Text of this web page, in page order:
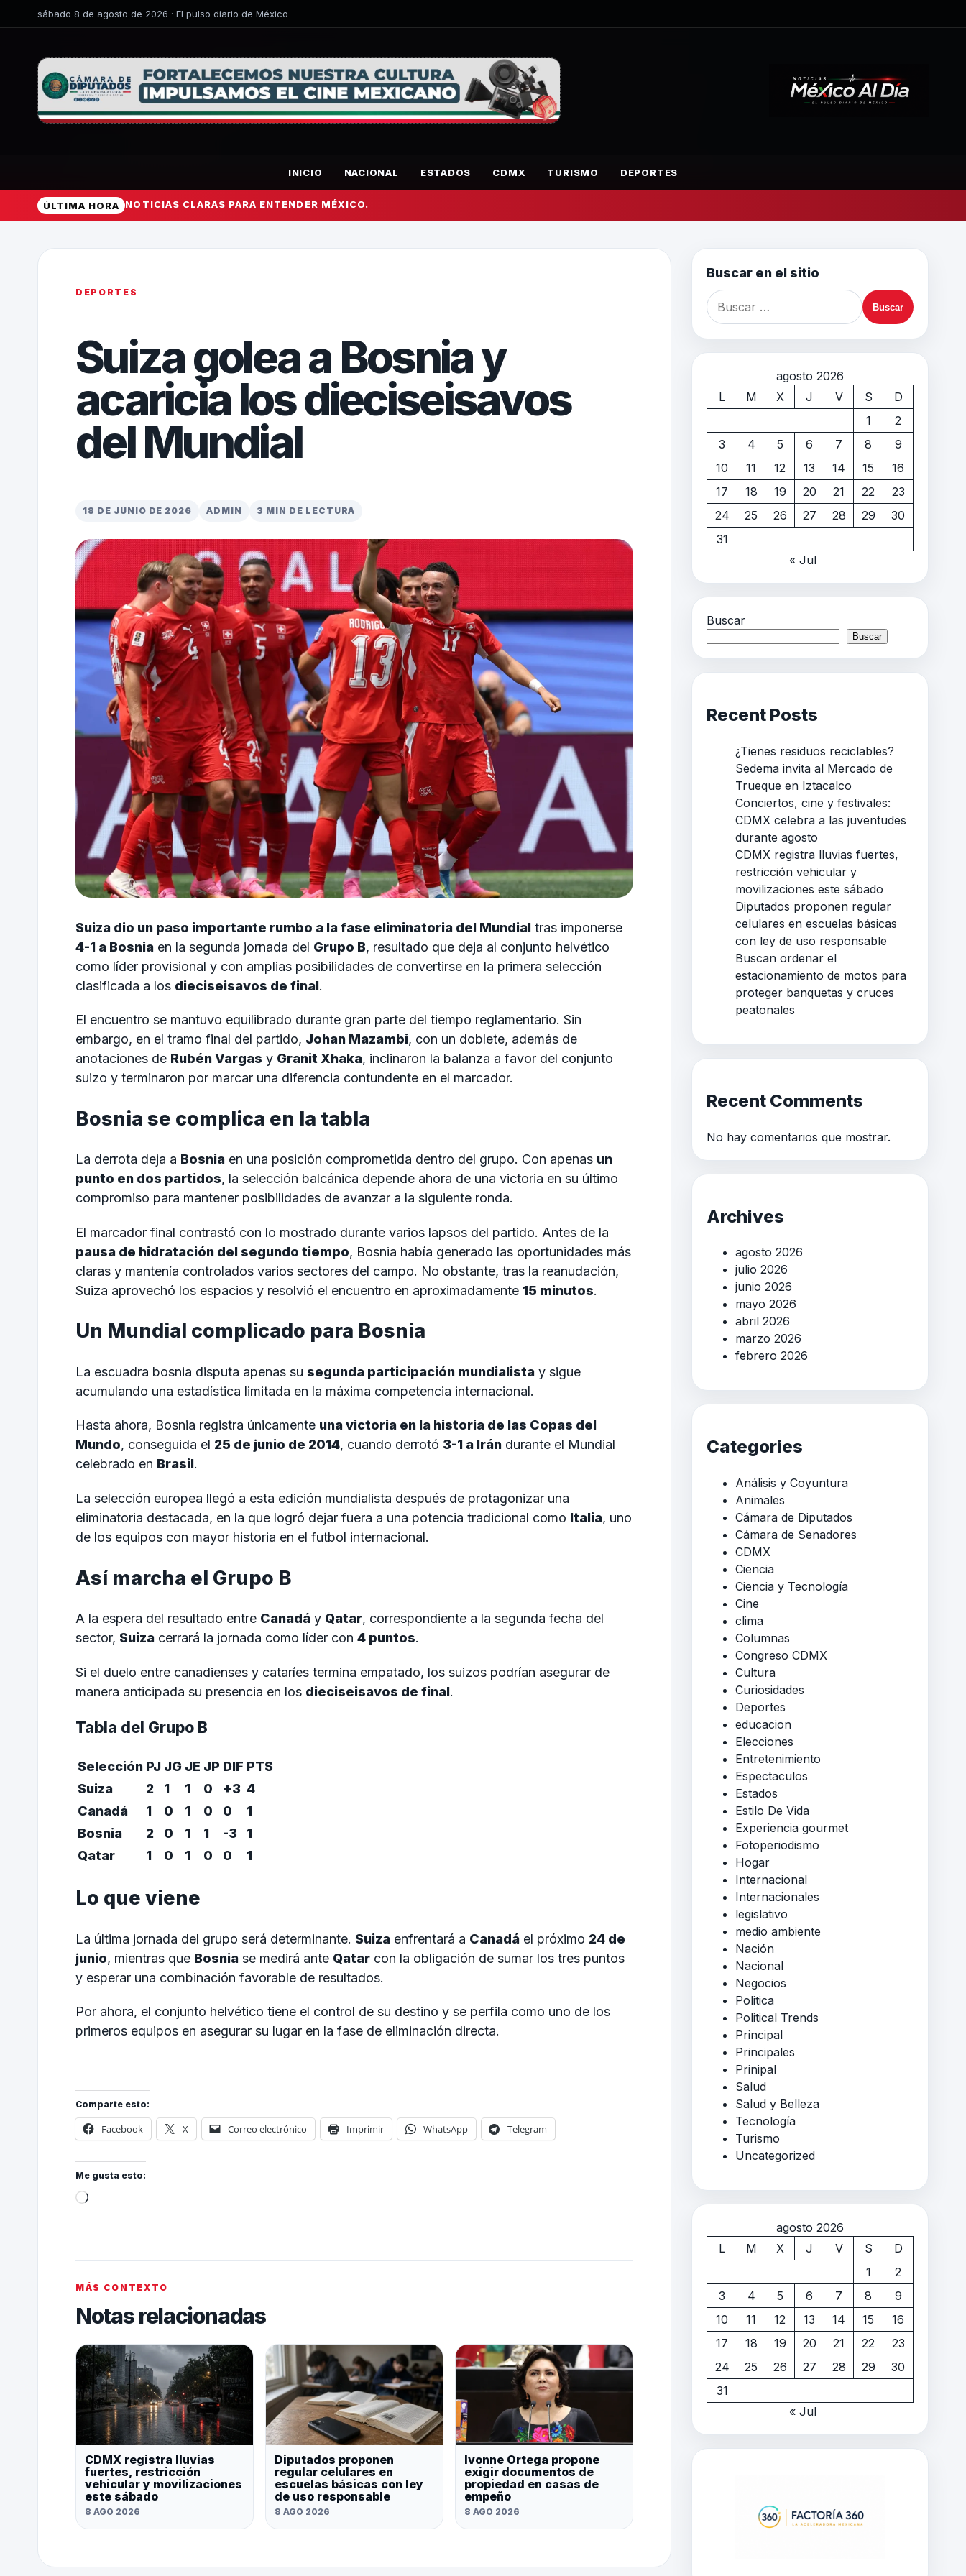
sábado 8 de agosto de 2026 · El pulso diario de México
INICIO NACIONAL ESTADOS CDMX TURISMO DEPORTES
ÚLTIMA HORA NOTICIAS CLARAS PARA ENTENDER MÉXICO.
DEPORTES
Suiza golea a Bosnia y
acaricia los dieciseisavos
del Mundial
18 DE JUNIO DE 2026 ADMIN 3 MIN DE LECTURA
Suiza dio un paso importante rumbo a la fase eliminatoria del Mundial tras imponerse
4-1 a Bosnia en la segunda jornada del Grupo B, resultado que deja al conjunto helvético
como líder provisional y con amplias posibilidades de convertirse en la primera selección
clasificada a los dieciseisavos de final.
El encuentro se mantuvo equilibrado durante gran parte del tiempo reglamentario. Sin
embargo, en el tramo final del partido, Johan Mazambi, con un doblete, además de
anotaciones de Rubén Vargas y Granit Xhaka, inclinaron la balanza a favor del conjunto
suizo y terminaron por marcar una diferencia contundente en el marcador.
Bosnia se complica en la tabla
La derrota deja a Bosnia en una posición comprometida dentro del grupo. Con apenas un
punto en dos partidos, la selección balcánica depende ahora de una victoria en su último
compromiso para mantener posibilidades de avanzar a la siguiente ronda.
El marcador final contrastó con lo mostrado durante varios lapsos del partido. Antes de la
pausa de hidratación del segundo tiempo, Bosnia había generado las oportunidades más
claras y mantenía controlados varios sectores del campo. No obstante, tras la reanudación,
Suiza aprovechó los espacios y resolvió el encuentro en aproximadamente 15 minutos.
Un Mundial complicado para Bosnia
La escuadra bosnia disputa apenas su segunda participación mundialista y sigue
acumulando una estadística limitada en la máxima competencia internacional.
Hasta ahora, Bosnia registra únicamente una victoria en la historia de las Copas del
Mundo, conseguida el 25 de junio de 2014, cuando derrotó 3-1 a Irán durante el Mundial
celebrado en Brasil.
La selección europea llegó a esta edición mundialista después de protagonizar una
eliminatoria destacada, en la que logró dejar fuera a una potencia tradicional como Italia, uno
de los equipos con mayor historia en el futbol internacional.
Así marcha el Grupo B
A la espera del resultado entre Canadá y Qatar, correspondiente a la segunda fecha del
sector, Suiza cerrará la jornada como líder con 4 puntos.
Si el duelo entre canadienses y cataríes termina empatado, los suizos podrían asegurar de
manera anticipada su presencia en los dieciseisavos de final.
Tabla del Grupo B
Selección PJ JG JE JP DIF PTS
Suiza
2 1 1 0 +3 4
Canadá
1 0 1 0 0
1
Bosnia
2 0 1 1 -3
1
Qatar
1 0 1 0 0 1
Lo que viene
La última jornada del grupo será determinante. Suiza enfrentará a Canadá el próximo 24 de
junio, mientras que Bosnia se medirá ante Qatar con la obligación de sumar los tres puntos
y esperar una combinación favorable de resultados.
Por ahora, el conjunto helvético tiene el control de su destino y se perfila como uno de los
primeros equipos en asegurar su lugar en la fase de eliminación directa.
Comparte esto:
Facebook X Correo electrónico Imprimir WhatsApp Telegram
Me gusta esto:
MÁS CONTEXTO
Notas relacionadas
CDMX registra lluvias
fuertes, restricción
vehicular y movilizaciones
este sábado
8 AGO 2026
Diputados proponen
regular celulares en
escuelas básicas con ley
de uso responsable
8 AGO 2026
Ivonne Ortega propone
exigir documentos de
propiedad en casas de
empeño
8 AGO 2026
Buscar en el sitio
agosto 2026
L
M X J V S
D
1
2
3
4 5 6 7 8
9
10
11 12 13 14 15
16
17
18 19 20 21 22
23
24
25 26 27 28 29
30
31
« Jul
Buscar
Buscar
Recent Posts
¿Tienes residuos reciclables?
Sedema invita al Mercado de
Trueque en Iztacalco
Conciertos, cine y festivales:
CDMX celebra a las juventudes
durante agosto
CDMX registra lluvias fuertes,
restricción vehicular y
movilizaciones este sábado
Diputados proponen regular
celulares en escuelas básicas
con ley de uso responsable
Buscan ordenar el
estacionamiento de motos para
proteger banquetas y cruces
peatonales
Recent Comments
No hay comentarios que mostrar.
Archives
agosto 2026
julio 2026
junio 2026
mayo 2026
abril 2026
marzo 2026
febrero 2026
Categories
Análisis y Coyuntura
Animales
Cámara de Diputados
Cámara de Senadores
CDMX
Ciencia
Ciencia y Tecnología
Cine
clima
Columnas
Congreso CDMX
Cultura
Curiosidades
Deportes
educacion
Elecciones
Entretenimiento
Espectaculos
Estados
Estilo De Vida
Experiencia gourmet
Fotoperiodismo
Hogar
Internacional
Internacionales
legislativo
medio ambiente
Nación
Nacional
Negocios
Politica
Political Trends
Principal
Principales
Prinipal
Salud
Salud y Belleza
Tecnología
Turismo
Uncategorized
agosto 2026
L
M X J V S
D
1
2
3
4 5 6 7 8
9
10
11 12 13 14 15
16
17
18 19 20 21 22
23
24
25 26 27 28 29
30
31
« Jul